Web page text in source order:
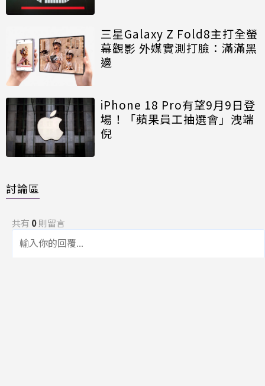
三星Galaxy Z Fold8主打全螢
幕觀影 外媒實測打臉：滿滿黑
邊
iPhone 18 Pro有望9月9日登
場！「蘋果員工抽選會」洩端
倪
討論區
共有 0則留言